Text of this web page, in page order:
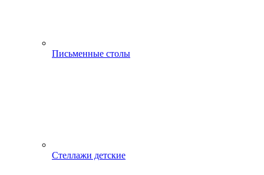
Письменные столы
Стеллажи детские